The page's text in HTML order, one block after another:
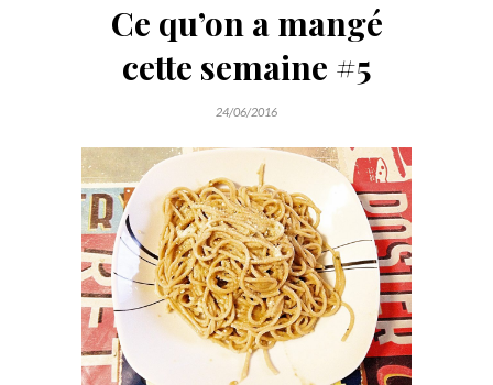
Ce qu’on a mangé
cette semaine #5
24/06/2016